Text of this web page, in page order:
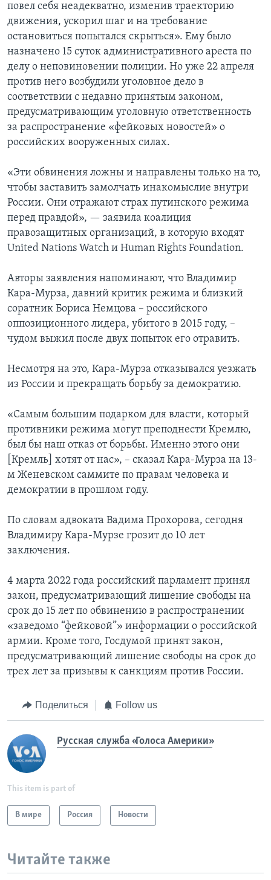
повел себя неадекватно, изменив траекторию
движения, ускорил шаг и на требование
остановиться попытался скрыться». Ему было
назначено 15 суток административного ареста по
делу о неповиновении полиции. Но уже 22 апреля
против него возбудили уголовное дело в
соответствии с недавно принятым законом,
предусматривающим уголовную ответственность
за распространение «фейковых новостей» о
российских вооруженных силах.
«Эти обвинения ложны и направлены только на то,
чтобы заставить замолчать инакомыслие внутри
России. Они отражают страх путинского режима
перед правдой», — заявила коалиция
правозащитных организаций, в которую входят
United Nations Watch и Human Rights Foundation.
Авторы заявления напоминают, что Владимир
Кара-Мурза, давний критик режима и близкий
соратник Бориса Немцова – российского
оппозиционного лидера, убитого в 2015 году, –
чудом выжил после двух попыток его отравить.
Несмотря на это, Кара-Мурза отказывался уезжать
из России и прекращать борьбу за демократию.
«Самым большим подарком для власти, который
противники режима могут преподнести Кремлю,
был бы наш отказ от борьбы. Именно этого они
[Кремль] хотят от нас», – сказал Кара-Мурза на 13-
м Женевском саммите по правам человека и
демократии в прошлом году.
По словам адвоката Вадима Прохорова, сегодня
Владимиру Кара-Мурзе грозит до 10 лет
заключения.
4 марта 2022 года российский парламент принял
закон, предусматривающий лишение свободы на
срок до 15 лет по обвинению в распространении
«заведомо “фейковой”» информации о российской
армии. Кроме того, Госдумой принят закон,
предусматривающий лишение свободы на срок до
трех лет за призывы к санкциям против России.
Поделиться Follow us
Русская служба «Голоса Америки»
This item is part of
В мире Россия Новости
Читайте также